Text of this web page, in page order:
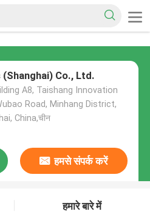
Co., Ltd.
A8, Taishang Innovation
Road, Minhang District,
China,चीन
हमसे संपर्क करें
हमारे बारे में